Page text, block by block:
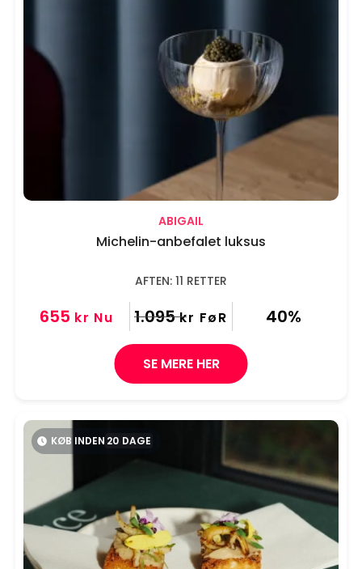
ABIGAIL
Michelin-anbefalet luksus
AFTEN: 11 RETTER
655 kr Nu 1.095 kr FøR 40%
SE MERE HER
KØB INDEN 20 DAGE